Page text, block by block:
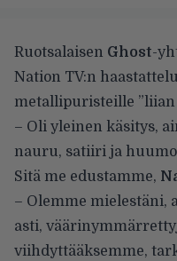
Ruotsalaisen Ghost-
Nation TV:n
metallipuristeille ”liian
– Oli yleinen käsitys,
nauru, satiiri ja
Sitä me edustamme,
– Olemme mielestäni,
asti,
viihdyttääksemme,